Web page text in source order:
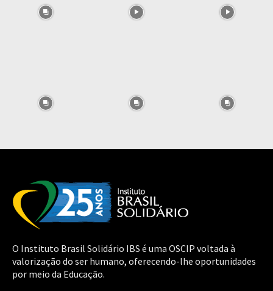
O Instituto Brasil Solidário IBS é uma OSCIP voltada à
valorização do ser humano, oferecendo-lhe oportunidades
por meio da Educação.